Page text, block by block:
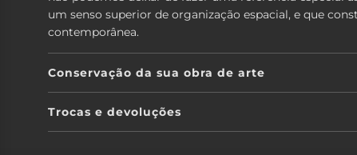
um senso superior de organização espacial, e que
contemporânea.
Conservação da sua obra de arte
Trocas e devoluções